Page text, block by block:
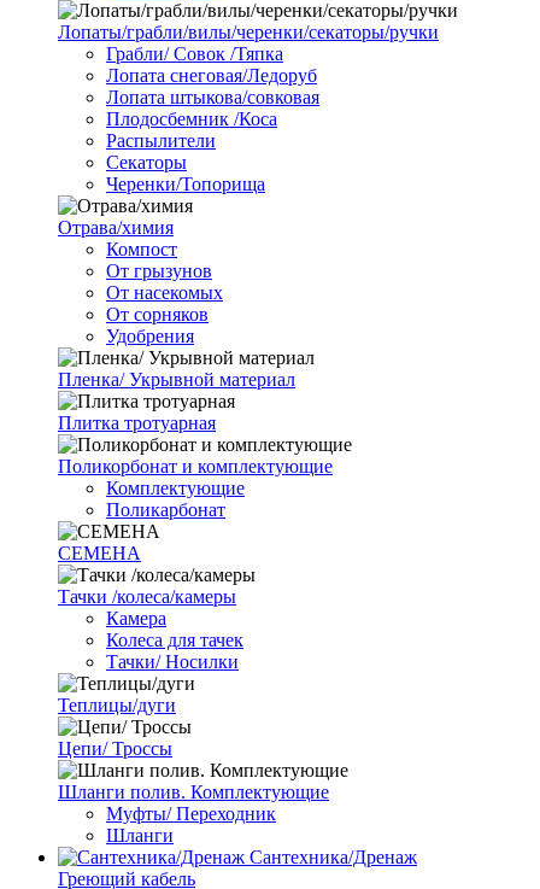
Лопаты/грабли/вилы/черенки/секаторы/ручки
Грабли/ Совок /Тяпка
Лопата снеговая/Ледоруб
Лопата штыкова/совковая
Плодосбемник /Коса
Распылители
Секаторы
Черенки/Топорища
Отрава/химия
Компост
От грызунов
От насекомых
От сорняков
Удобрения
Пленка/ Укрывной материал
Плитка тротуарная
Поликорбонат и комплектующие
Комплектующие
Поликарбонат
СЕМЕНА
Тачки /колеса/камеры
Камера
Колеса для тачек
Тачки/ Носилки
Теплицы/дуги
Цепи/ Троссы
Шланги полив. Комплектующие
Муфты/ Переходник
Шланги
Сантехника/Дренаж
Греющий кабель